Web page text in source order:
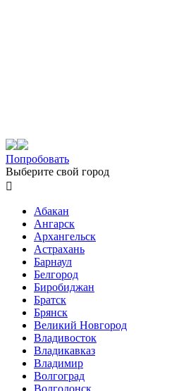
Попробовать
Выберите свой город

Абакан
Ангарск
Архангельск
Астрахань
Барнаул
Белгород
Биробиджан
Братск
Брянск
Великий Новгород
Владивосток
Владикавказ
Владимир
Волгоград
Волгодонск